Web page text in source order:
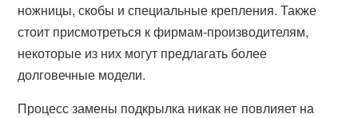
ножницы, скобы и специальные крепления. Также
стоит присмотреться к фирмам-производителям,
некоторые из них могут предлагать более
долговечные модели.
Процесс замены подкрылка никак не повлияет на